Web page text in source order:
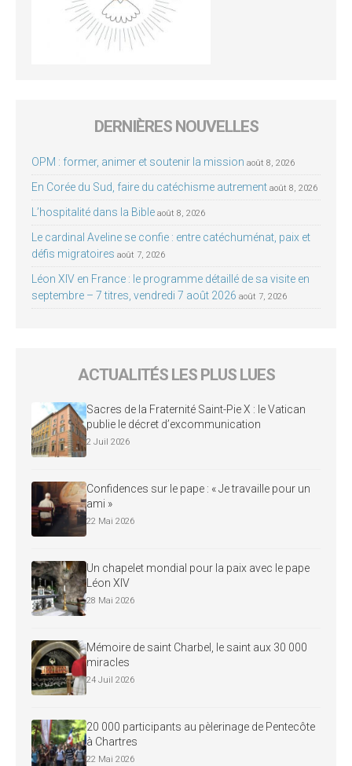
DERNIÈRES NOUVELLES
OPM : former, animer et soutenir la mission août 8, 2026
En Corée du Sud, faire du catéchisme autrement août 8, 2026
L’hospitalité dans la Bible août 8, 2026
Le cardinal Aveline se confie : entre catéchuménat, paix et
défis migratoires août 7, 2026
Léon XIV en France : le programme détaillé de sa visite en
septembre – 7 titres, vendredi 7 août 2026 août 7, 2026
ACTUALITÉS LES PLUS LUES
Sacres de la Fraternité Saint-Pie X : le Vatican
publie le décret d’excommunication
2 Juil 2026
Confidences sur le pape : « Je travaille pour un
ami »
22 Mai 2026
Un chapelet mondial pour la paix avec le pape
Léon XIV
28 Mai 2026
Mémoire de saint Charbel, le saint aux 30 000
miracles
24 Juil 2026
20 000 participants au pèlerinage de Pentecôte
à Chartres
22 Mai 2026